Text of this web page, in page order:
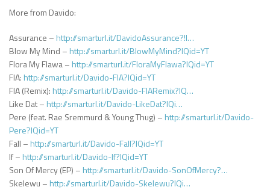
More from Davido:
Assurance – http://smarturl.it/DavidoAssurance?!I…
Blow My Mind – http://smarturl.it/BlowMyMind?IQid=YT
Flora My Flawa – http://smarturl.it/FloraMyFlawa?IQid=YT
FIA: http://smarturl.it/Davido-FIA?IQid=YT
FIA (Remix): http://smarturl.it/Davido-FIARemix?IQ…
Like Dat – http://smarturl.it/Davido-LikeDat?IQi…
Pere (feat. Rae Sremmurd & Young Thug) – http://smarturl.it/Davido-
Pere?IQid=YT
Fall – http://smarturl.it/Davido-Fall?IQid=YT
If – http://smarturl.it/Davido-If?IQid=YT
Son Of Mercy (EP) – http://smarturl.it/Davido-SonOfMercy?…
Skelewu – http://smarturl.it/Davido-Skelewu?IQi…